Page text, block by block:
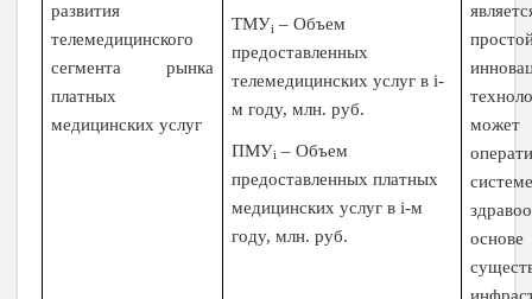
развития
телемедицинского
сегмента рынка
платных
медицинских услуг
ТМУi –Объем
предоставленных
телемедицинских услуг вi-
м году, млн. руб.
ПМУi –Объем
предоставленных платных
медицинских услуг вi-м
году, млн. руб.
основе